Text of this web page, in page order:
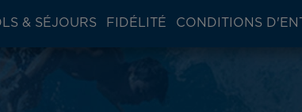
& SÉJOURS FIDÉLITÉ CONDITIONS